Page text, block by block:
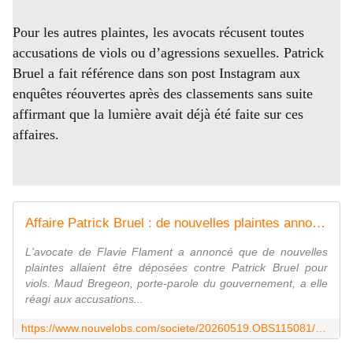
Pour les autres plaintes, les avocats récusent toutes
accusations de viols ou d’agressions sexuelles. Patrick
Bruel a fait référence dans son post Instagram aux
enquêtes réouvertes après des classements sans suite
affirmant que la lumière avait déjà été faite sur ces
affaires.
Affaire Patrick Bruel : de nouvelles plaintes annoncées, des concerts annulés au Québec... Ce que l'on sait
L'avocate de Flavie Flament a annoncé que de nouvelles
plaintes allaient être déposées contre Patrick Bruel pour
viols. Maud Bregeon, porte-parole du gouvernement, a elle
réagi aux accusations...